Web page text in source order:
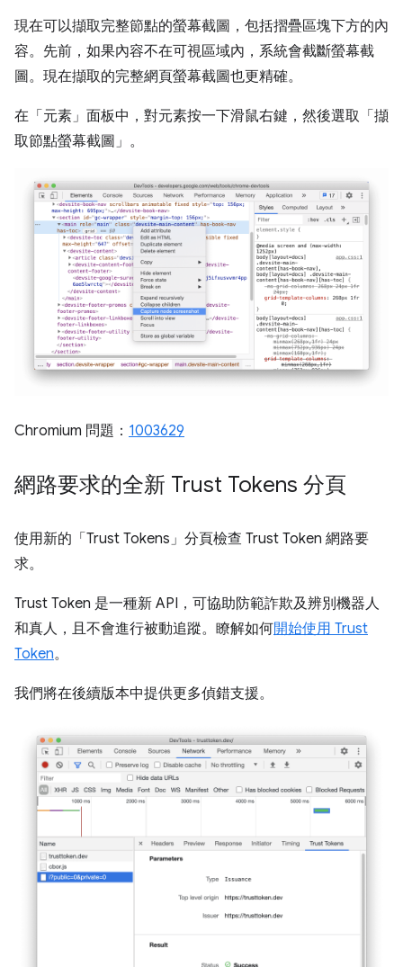
現在可以擷取完整節點的螢幕截圖，包括摺疊區塊下方的內
容。先前，如果內容不在可視區域內，系統會截斷螢幕截
圖。現在擷取的完整網頁螢幕截圖也更精確。
在「元素」 面板中，對元素按一下滑鼠右鍵，然後選取「擷
取節點螢幕截圖」 。
Chromium 問題： 1003629
網路要求的全新 Trust Tokens 分頁
使用新的「Trust Tokens」 分頁檢查 Trust Token 網路要
求。
Trust Token 是一種新 API，可協助防範詐欺及辨別機器人
和真人，且不會進行被動追蹤。瞭解如何開始使用 Trust
Token。
我們將在後續版本中提供更多偵錯支援。